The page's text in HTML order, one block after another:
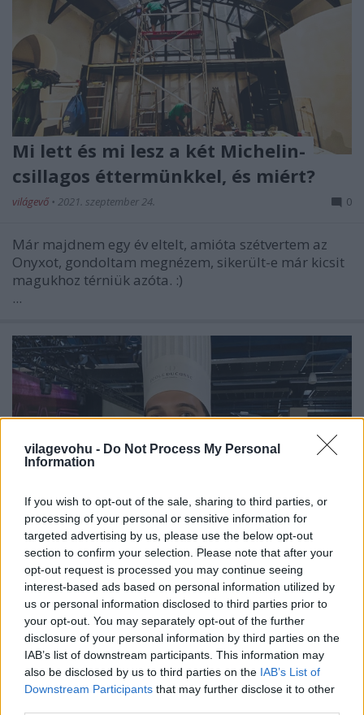
vilagevohu - Do Not Process My Personal
Information
If you wish to opt-out of the sale, sharing to third parties, or
processing of your personal or sensitive information for
targeted advertising by us, please use the below opt-out
section to confirm your selection. Please note that after your
opt-out request is processed you may continue seeing
interest-based ads based on personal information utilized by
us or personal information disclosed to third parties prior to
your opt-out. You may separately opt-out of the further
disclosure of your personal information by third parties on the
IAB’s list of downstream participants. This information may
also be disclosed by us to third parties on the IAB’s List of
Downstream Participants that may further disclose it to other
Mi lett és mi lesz a két Michelin-
csillagos éttermünkkel, és miért?
világevő • 2021. szeptember 24. 0
Már majdnem egy év eltelt, amióta szétvertem az
Onyxot, gondoltam megnézem, sikerült-e már kicsit
magukhoz térniük azóta. :)
...
Gasztroemberek, akikről sokat
hallunk még 1. rész
világevő•2021. szeptember 12.
Egy mai véletlen találkozás.